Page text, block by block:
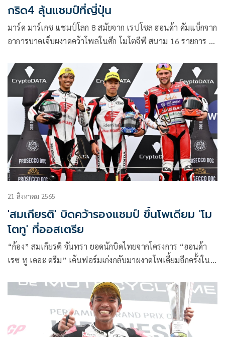
กริด4 ลุ้นแชมป์ที่ญี่ปุ่น
มาร์ค มาร์เกซ แชมป์โลก 8 สมัยจาก เรปโซล ฮอนด้า คัมแบ็กจาก
อาการบาดเจ็บผงาดคว้าโพลในศึก โมโตจีพี สนาม 16 รายการ เจ
จากโครงการ “ฮอนด้า เรซ ทู เดอะ ดรีม” สุดยอดไม่แพ้กัน หลัง
รีดความเร็วซิวกริดที่ 4 ในรุ่น โมโตทู ลุ้นคว้าชัยชนะทั้งคู่ในสุด
สัปดาห์นี้ที่ โมเตกิ ประเทศญี่ปุ่น
21 สิงหาคม 2565
'สมเกียรติ' บิดคว้ารองแชมป์ ขึ้นโพเดียม 'โม
โตทู' ที่ออสเตรีย
“ก้อง” สมเกียรติ จันทรา ยอดนักบิดไทยจากโครงการ “ฮอนด้า
เรซ ทู เดอะ ดรีม” เค้นฟอร์มเก่งกลับมาผงาดโพเดี้ยมอีกครั้งใน
โชว์ฟอร์มสุดร้อนแรงบิดคว้าอันดับ 2 ที่ สนาม เรดบูล ริง
ประเทศออสเตรีย เมื่อวันอาทิตย์ที่ผ่านมา